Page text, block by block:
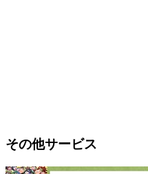
その他サービス